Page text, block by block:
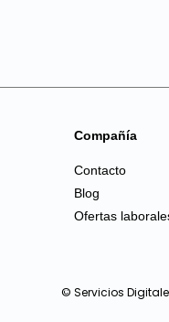
Compañía
Contacto
Blog
Ofertas
© Servicios